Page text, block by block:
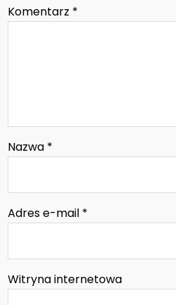
Komentarz *
Nazwa *
Adres e-mail *
Witryna internetowa